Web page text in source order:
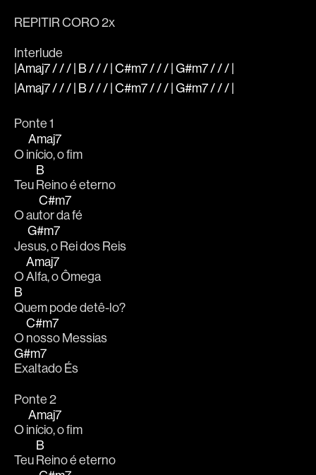
REPITIR CORO 2x
Interlude
|Amaj7 / / / | B / / / | C#m7 / / / | G#m7 / / / |
|Amaj7 / / / | B / / / | C#m7 / / / | G#m7 / / / |
Ponte 1
O i
Amaj7
nício, o fim
Teu
B
Reino é eterno
O au
C#m7
tor da fé
Je
G#m7
sus, o Rei dos Reis
O
Amaj7
Alfa, o Ômega
B
Quem pode detê-lo?
O
C#m7
nosso Messias
G#m7
Exaltado És
Ponte 2
O i
Amaj7
nício, o fim
Teu
B
Reino é eterno